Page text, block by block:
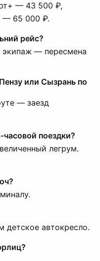
— 43 500 ₽,
— 65 000 ₽.
рейс?
экипаж — пересмена
или Сызрань по
— заезд
поездки?
легрум.
детское автокресло.